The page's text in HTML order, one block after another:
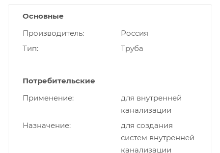
Основные
Производитель
Россия
Тип
Труба
Потребительские
Применение
для внутренней
канализации
Назначение
для создания
систем внутренней
канализации